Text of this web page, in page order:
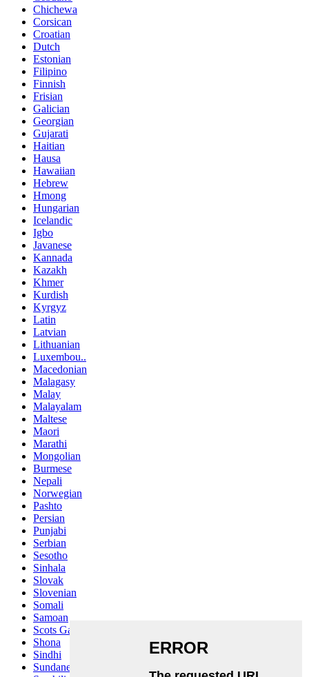
Chichewa
Corsican
Croatian
Dutch
Estonian
Filipino
Finnish
Frisian
Galician
Georgian
Gujarati
Haitian
Hausa
Hawaiian
Hebrew
Hmong
Hungarian
Icelandic
Igbo
Javanese
Kannada
Kazakh
Khmer
Kurdish
Kyrgyz
Latin
Latvian
Lithuanian
Luxembou..
Macedonian
Malagasy
Malay
Malayalam
Maltese
Maori
Marathi
Mongolian
Burmese
Nepali
Norwegian
Pashto
Persian
Punjabi
Serbian
Sesotho
Sinhala
Slovak
Slovenian
Somali
Samoan
Scots Gaelic
Shona
Sindhi
Sundanese